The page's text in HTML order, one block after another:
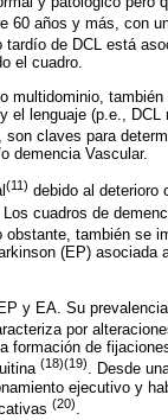
60 años y más, con
tardío de DCL está
el cuadro.
multidominio, también
el lenguaje (p.e., DCL
claves para
demencia Vascular.
(11) debido al deterioro
Los cuadros de
obstante, también se
(EP) asociada
y EA. Su
por
formación de
(18)(19). Desde
ejecutivo y
(20).